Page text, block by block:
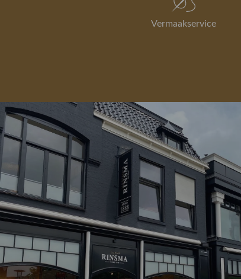
Vermaakservice